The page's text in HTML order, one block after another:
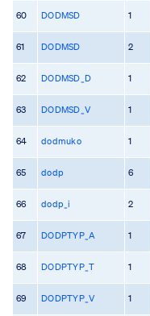
60 DODMSD 1
61 DODMSD 2
62 DODMSD_D 1
63 DODMSD_V 1
64 dodmuko 1
65 dodp 6
66 dodp_i 2
67 DODPTYP_A 1
68 DODPTYP_T 1
69 DODPTYP_V 1